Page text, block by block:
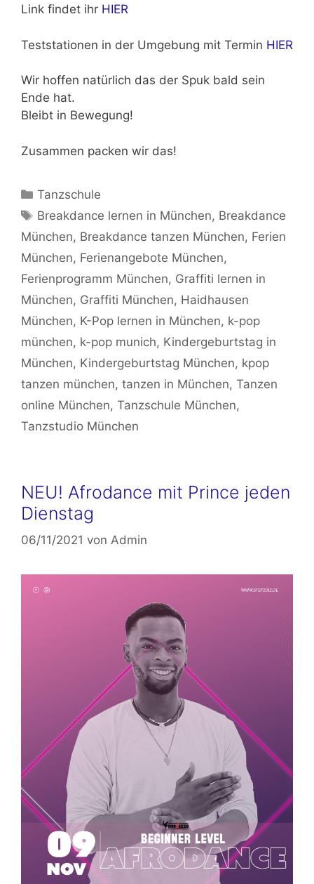
Link findet ihr HIER
Teststationen in der Umgebung mit Termin HIER
Wir hoffen natürlich das der Spuk bald sein
Ende hat.
Bleibt in Bewegung!
Zusammen packen wir das!
Kategorien
Tanzschule
Schlagwörter
Breakdance lernen in München, Breakdance
München, Breakdance tanzen München, Ferien
München, Ferienangebote München,
Ferienprogramm München, Graffiti lernen in
München, Graffiti München, Haidhausen
München, K-Pop lernen in München, k-pop
münchen, k-pop munich, Kindergeburtstag in
München, Kindergeburtstag München, kpop
tanzen münchen, tanzen in München, Tanzen
online München, Tanzschule München,
Tanzstudio München
NEU! Afrodance mit Prince jeden
Dienstag
06/11/2021 von Admin